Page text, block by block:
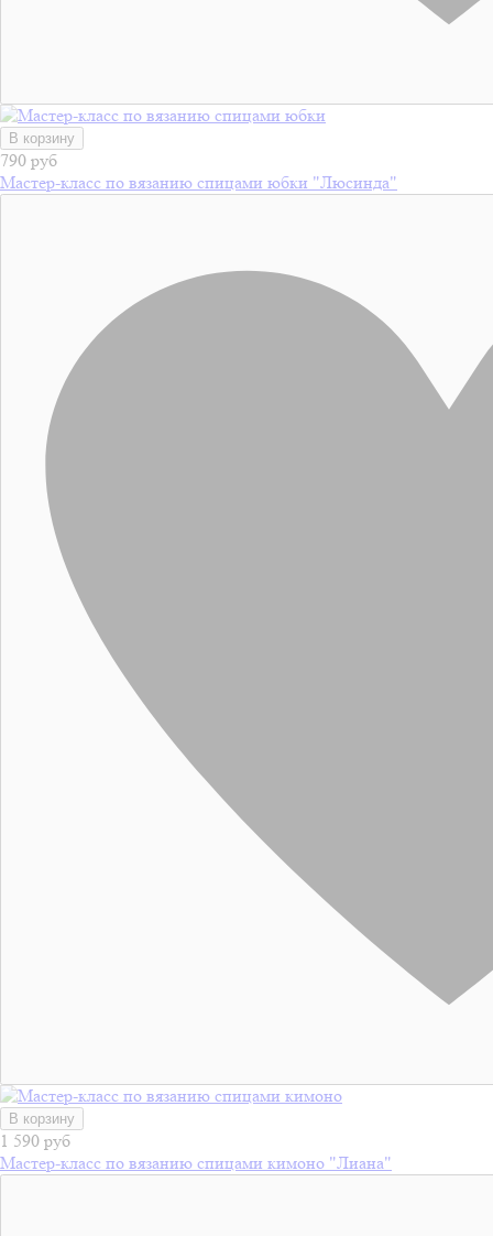
В корзину
790 руб
Мастер-класс по вязанию спицами юбки "Люсинда"
В корзину
1 590 руб
Мастер-класс по вязанию спицами кимоно "Лиана"